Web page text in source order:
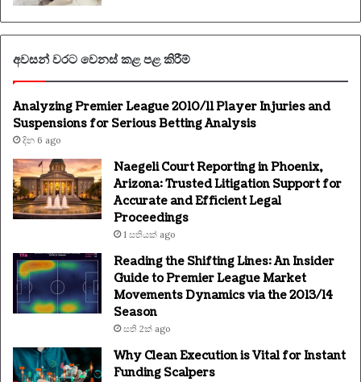
අවසන් වරට වෙනස් කළ පළ කිරීම්
Analyzing Premier League 2010/11 Player Injuries and
Suspensions for Serious Betting Analysis
දින 6 ago
Naegeli Court Reporting in Phoenix,
Arizona: Trusted Litigation Support for
Accurate and Efficient Legal
Proceedings
1 සතියක් ago
Reading the Shifting Lines: An Insider
Guide to Premier League Market
Movements Dynamics via the 2013/14
Season
සති 2ක් ago
Why Clean Execution is Vital for Instant
Funding Scalpers